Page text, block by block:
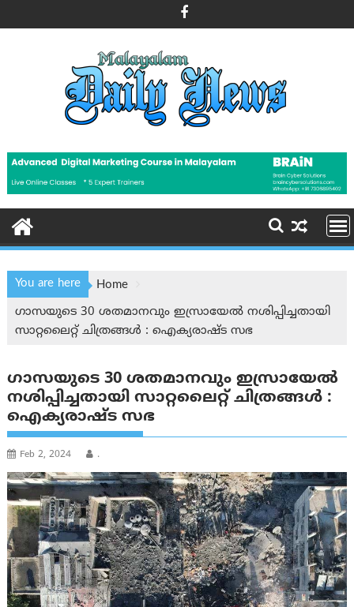
to
You are here
Home
ഗാസയുടെ 30 ശതമാനവും ഇസ്രായേല്‍ നശിപ്പിച്ചതായി
സാറ്റലൈറ്റ് ചിത്രങ്ങൾ : ഐക്യരാഷ്ട സഭ
ഗാസയുടെ 30 ശതമാനവും ഇസ്രായേല്‍
നശിപ്പിച്ചതായി സാറ്റലൈറ്റ് ചിത്രങ്ങൾ :
ഐക്യരാഷ്ട സഭ
Feb 2, 2024 .